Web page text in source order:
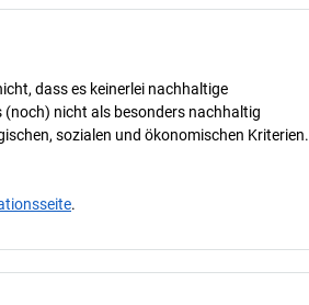
dass es keinerlei nachhaltige
nicht als besonders nachhaltig
sozialen und ökonomischen Kriterien.
.